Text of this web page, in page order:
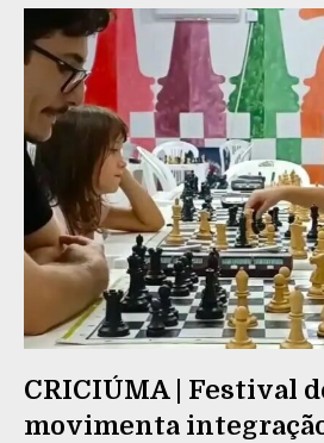
CRICIÚMA | Festival
movimenta